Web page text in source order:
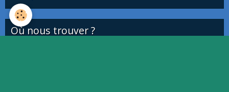
Où nous trouver ?